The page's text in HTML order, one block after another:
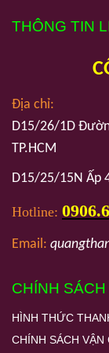
THÔNG TIN
Địa chỉ:
D15/26/1D
TP.HCM
D15/25/15N Ấp
Hotline:
Email:
CHÍNH
HÌNH THỨC
CHÍNH SÁCH VẬN